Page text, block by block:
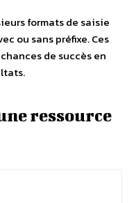
formats de saisie
ou sans préfixe. Ces
de succès en
ressource